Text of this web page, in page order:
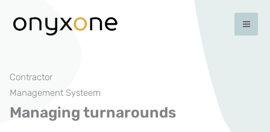
naar
Contractor
Management Systeem
Managing turnarounds